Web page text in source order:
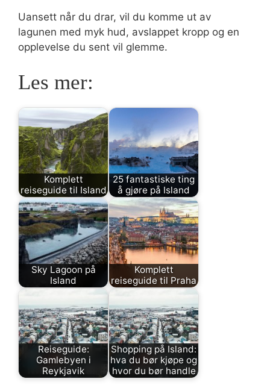
Uansett når du drar, vil du komme ut av
lagunen med myk hud, avslappet kropp og en
opplevelse du sent vil glemme.
Les mer:
Komplett
reiseguide til Island
25 fantastiske ting
å gjøre på Island
Sky Lagoon på
Island
Komplett
reiseguide til Praha
Reiseguide:
Gamlebyen i
Reykjavik
Shopping på Island:
hva du bør kjøpe og
hvor du bør handle